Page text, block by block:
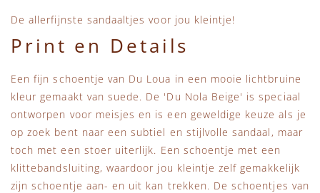
Beren
Piupiuchick
Sproet & Sprout
Tiny Cottons
De allerfijnste sandaaltjes voor jou kleintje!
Print en Details
Een fijn schoentje van Du Loua in een mooie lichtbruine
kleur gemaakt van suede. De 'Du Nola Beige' is speciaal
ontworpen voor meisjes en is een geweldige keuze als je
op zoek bent naar een subtiel en stijlvolle sandaal, maar
toch met een stoer uiterlijk. Een schoentje met een
klittebandsluiting, waardoor jou kleintje zelf gemakkelijk
zijn schoentje aan- en uit kan trekken. De schoentjes van